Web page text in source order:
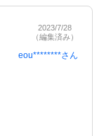
2023/7/28
（編集済み）
eou********さん